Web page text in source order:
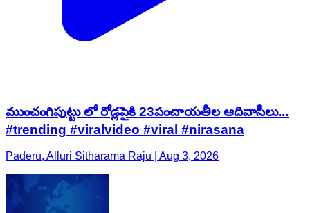
ముంచంగిపుట్టు లో రోడ్లపైకి 23పంచాయతీల ఆదివాసీలు...
#trending #viralvideo #viral #nirasana
Paderu, Alluri Sitharama Raju | Aug 3, 2026